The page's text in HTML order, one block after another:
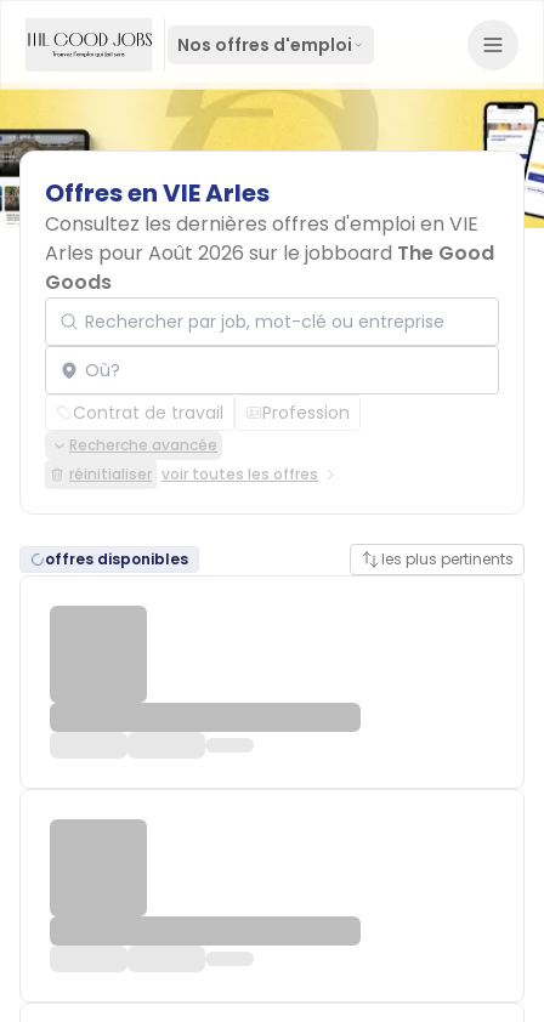
Nos offres d'emploi
OffresenVIEArles
Consultez les dernières offres d'emploi en VIE
Arles pour Août 2026 sur le jobboard The Good
Goods
Rechercher par job, mot-clé ou entreprise
Localisation
Contrat de travail Profession
Recherche avancée
réinitialiser voir toutes les offres
offres disponibles les plus pertinents